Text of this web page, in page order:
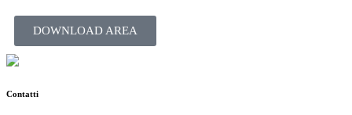
DOWNLOAD AREA
Contatti